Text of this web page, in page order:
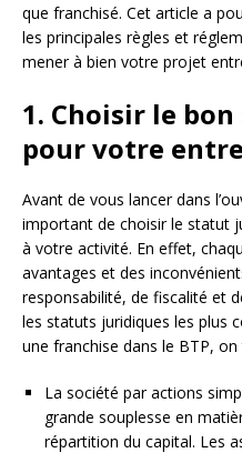
que franchisé. Cet article a
les principales règles et
mener à bien votre projet
1. Choisir le
pour votre
Avant de vous lancer dans
important de choisir le statut
à votre activité. En effet,
avantages et des
responsabilité, de fiscalité et
les statuts juridiques les plus
une franchise dans le BTP, on
La société par actions
grande souplesse en
répartition du capital. Les